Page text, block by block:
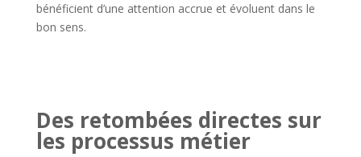
bénéficient d’une attention accrue et évoluent dans le
bon sens.
Des retombées directes sur
les processus métier